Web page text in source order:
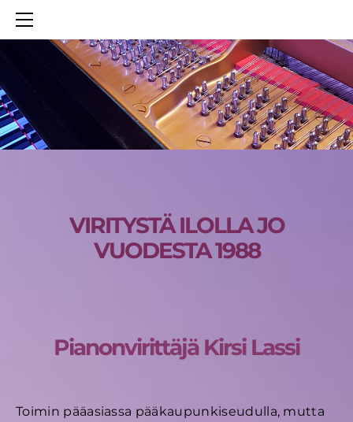
VIRITYSTÄ ILOLLA JO
VUODESTA 1988
Pianonvirittäjä Kirsi Lassi
Toimin pääasiassa pääkaupunkiseudulla, mutta
TAUSTANI
LEHTIARTIKKELIT
SUOMEN PIANONVIRITTÄJÄT RY
IN ENGLISH
MY BACKGROUND
THE ASSOCIATION